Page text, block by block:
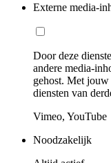
Externe media-
Door deze
andere media-
gehost. Met
diensten van
Vimeo, YouTube
Noodzakelijk